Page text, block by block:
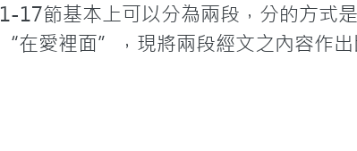
1-17節基本上可以分為兩段，分的方
“在愛裡面”，現將兩段經文之內容作出